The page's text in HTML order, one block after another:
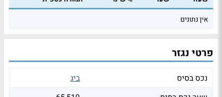
אין נתונים
פרטי נגזר
נכס בסיס
ביג